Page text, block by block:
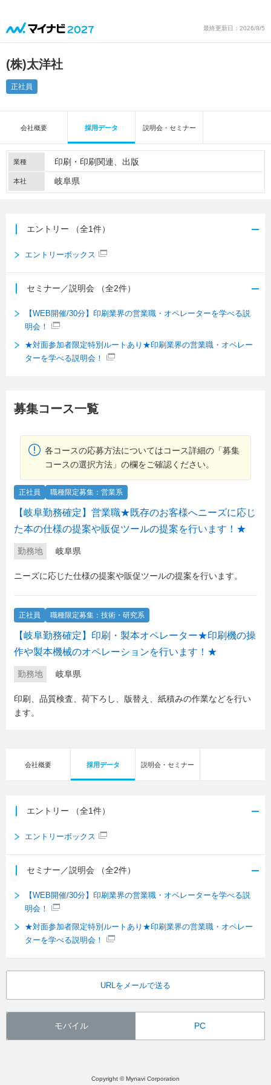
最終更新日：2026/8/5
(株)太洋社
正社員
会社概要 採用データ 説明会・セミナー
業種 印刷・印刷関連 出版
本社 岐阜県
エントリー （全1件）
エントリーボックス
セミナー／説明会 （全2件）
【WEB開催/30分】印刷業界の営業職・オペレーターを学べる説
明会！
★対面参加者限定特別ルートあり★印刷業界の営業職・オペレー
ターを学べる説明会！
募集コース一覧
各コースの応募方法についてはコース詳細の「募集
コースの選択方法」の欄をご確認ください。
正社員 職種限定募集：営業系
【岐阜勤務確定】営業職★既存のお客様へニーズに応じ
た本の仕様の提案や販促ツールの提案を行います！★
勤務地 岐阜県
ニーズに応じた仕様の提案や販促ツールの提案を行います。
正社員 職種限定募集：技術・研究系
【岐阜勤務確定】印刷・製本オペレーター★印刷機の操
作や製本機械のオペレーションを行います！★
勤務地 岐阜県
印刷、品質検査、荷下ろし、版替え、紙積みの作業などを行い
ます。
会社概要 採用データ 説明会・セミナー
エントリー （全1件）
エントリーボックス
セミナー／説明会 （全2件）
【WEB開催/30分】印刷業界の営業職・オペレーターを学べる説
明会！
★対面参加者限定特別ルートあり★印刷業界の営業職・オペレー
ターを学べる説明会！
URLをメールで送る
モバイル PC
Copyright © Mynavi Corporation